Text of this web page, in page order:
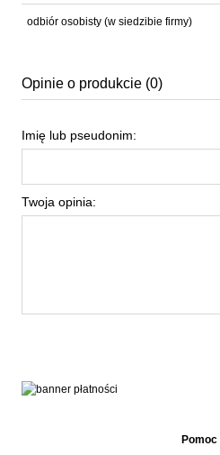
odbiór osobisty (w siedzibie firmy)
Opinie o produkcie (0)
Imię lub pseudonim:
Twoja opinia:
Pomoc